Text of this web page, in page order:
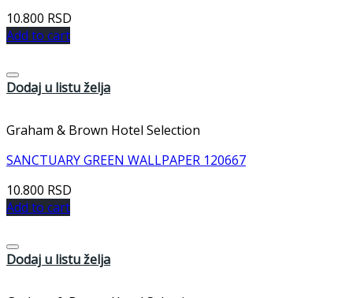
10.800 RSD
Add to cart
Dodaj u listu želja
Graham & Brown Hotel Selection
SANCTUARY GREEN WALLPAPER 120667
10.800 RSD
Add to cart
Dodaj u listu želja